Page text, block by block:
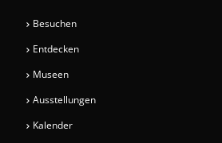
Besuchen
Entdecken
Museen
Ausstellungen
Kalender